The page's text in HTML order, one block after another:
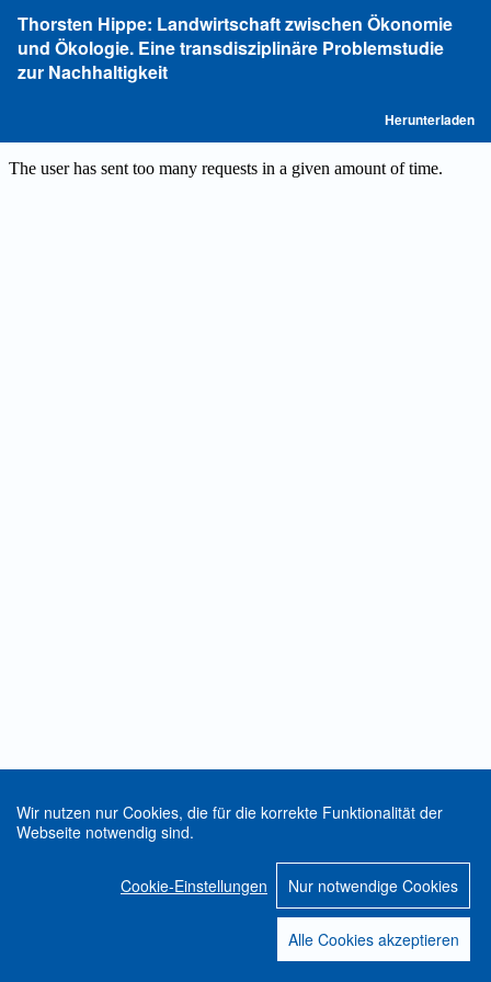
Wir nutzen nur Cookies, die für die korrekte Funktionalität der
Webseite notwendig sind.
Cookie-Einstellungen Nur notwendige Cookies
Alle Cookies akzeptieren
Artikeldetails
zurückkehren
Thorsten Hippe: Landwirtschaft zwischen Ökonomie
und Ökologie. Eine transdisziplinäre Problemstudie
zur Nachhaltigkeit
Herunterladen